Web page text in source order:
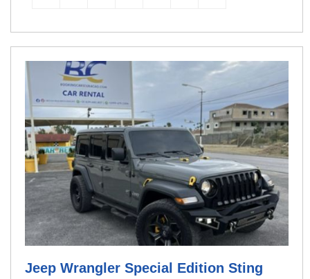
Jeep Wrangler Special Edition Sting